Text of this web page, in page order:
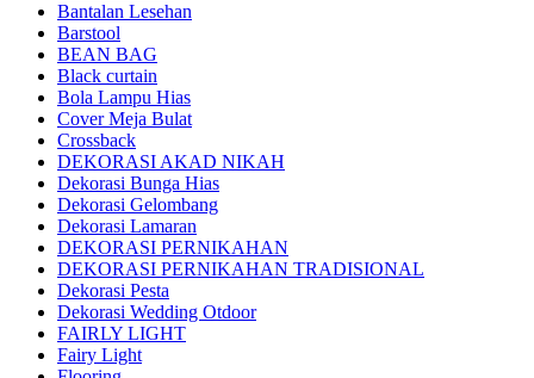
Bantalan Lesehan
Barstool
BEAN BAG
Black curtain
Bola Lampu Hias
Cover Meja Bulat
Crossback
DEKORASI AKAD NIKAH
Dekorasi Bunga Hias
Dekorasi Gelombang
Dekorasi Lamaran
DEKORASI PERNIKAHAN
DEKORASI PERNIKAHAN TRADISIONAL
Dekorasi Pesta
Dekorasi Wedding Otdoor
FAIRLY LIGHT
Fairy Light